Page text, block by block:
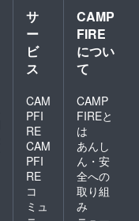
サ
ー
ビ
ス
CAM
PFI
RE
CAM
PFI
RE
コ
ミュ
CAMP
FIRE
につい
て
CAMP
FIREと
は
あんし
ん・安
全への
取り組
み